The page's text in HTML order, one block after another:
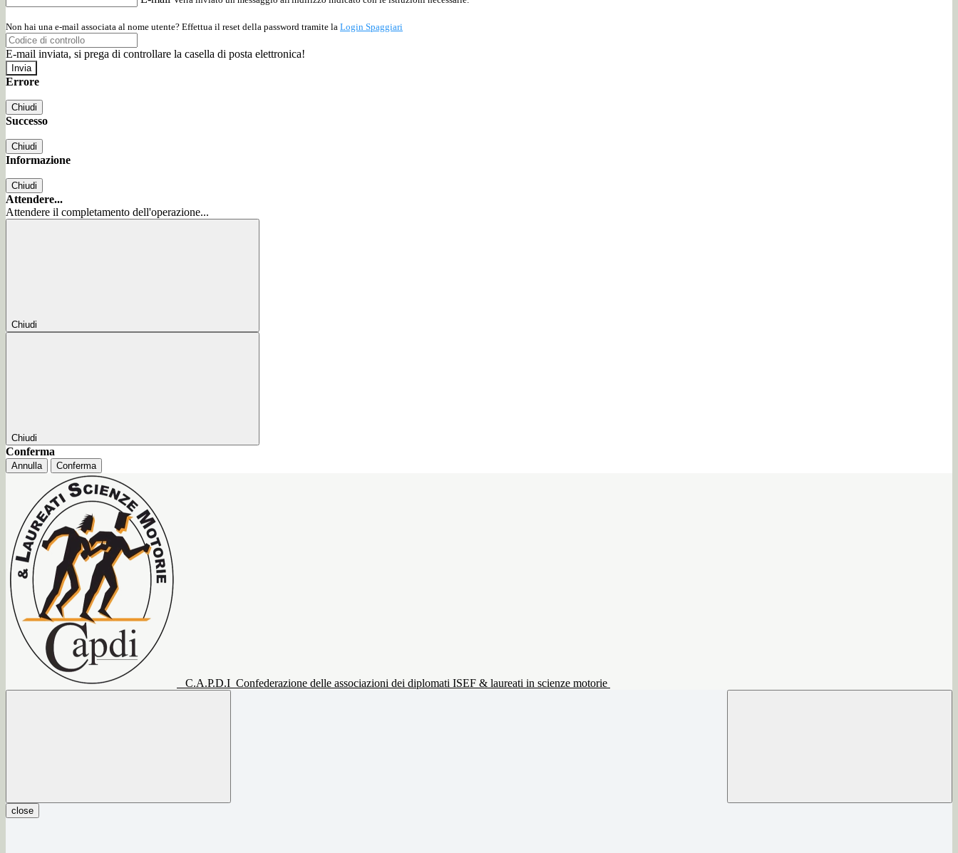
Non hai una e-mail associata al nome utente? Effettua il reset della password tramite la Login Spaggiari
E-mail inviata, si prega di controllare la casella di posta elettronica!
Errore
Chiudi
Successo
Chiudi
Informazione
Chiudi
Attendere...
Attendere il completamento dell'operazione...
Chiudi
Chiudi
Conferma
Annulla Conferma
C.A.P.D.I Confederazione delle associazioni dei diplomati ISEF & laureati in scienze motorie
close